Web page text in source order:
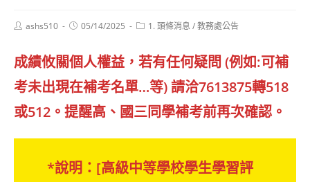
Postashs510
Post05/14/2025
Post1. 頭條消息 /教務處公告
成績攸關個人權益，若有任何疑問 (例如:可補
考未出現在補考名單…等) 請洽7613875轉518
或512。提醒高、國三同學補考前再次確認。
*說明：[高級中等學校學生學習評